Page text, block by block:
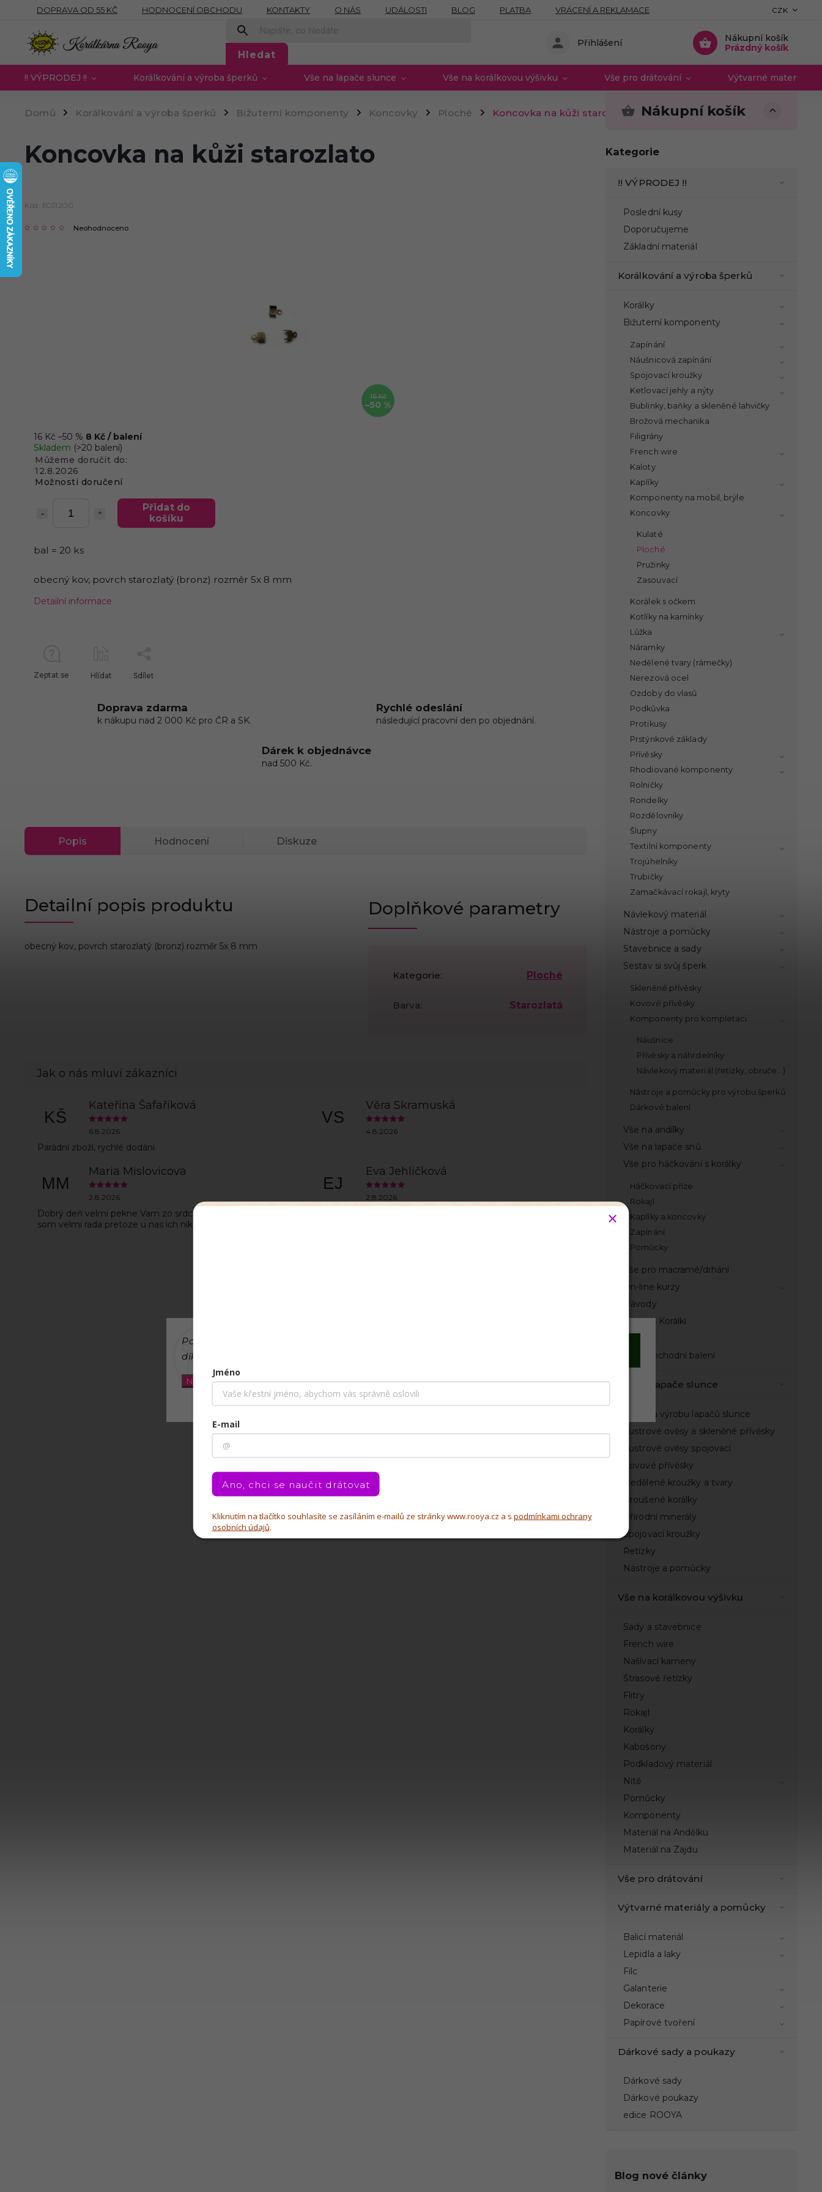
Používáme cookies, abychom Vám umožnili pohodlné prohlížení webu a
díky analýze provozu webu ho neustále zlepšovali.
Nastavení
DOPRAVA OD 55 KČ HODNOCENÍ OBCHODU KONTAKTY O NÁS UDÁLOSTI BLOG PLATBA
VRÁCENÍ A REKLAMACE
PODMÍNKY OCHRANY OSOBNÍCH ÚDAJŮ
CZK
Hledat
Nákupní košík
Prázdný košík
Přihlášení
!! VÝPRODEJ !! Korálkování a výroba šperků Vše na lapače slunce Vše na korálkovou výšivku Vše pro drátování Výtvarné materiály a
Domů / Korálkování a výroba šperků / Bižuterní komponenty / Koncovky / Ploché / Koncovka na kůži starozlato Nákupní košík
Kategorie
!! VÝPRODEJ !!
Poslední kusy
Doporučujeme
Základní materiál
Korálkování a výroba šperků
Korálky
Bižuterní komponenty
Zapínání
Náušnicová zapínání
Spojovací kroužky
Ketlovací jehly a nýty
Bublinky, baňky a skleněné lahvičky
Brožová mechanika
Filigrány
French wire
Kaloty
Kaplíky
Komponenty na mobil, brýle
Koncovky
Kulaté
Ploché
Pružinky
Zasouvací
Korálek s očkem
Kotlíky na kamínky
Lůžka
Náramky
Nedělené tvary (rámečky)
Nerezová ocel
Ozdoby do vlasů
Podkůvka
Protikusy
Prstýnkové základy
Přívěsky
Rhodiované komponenty
Rolničky
Rondelky
Rozdělovníky
Šlupny
Textilní komponenty
Trojúhelníky
Trubičky
Zamačkávací rokajl, kryty
Návlekový materiál
Nástroje a pomůcky
Stavebnice a sady
Sestav si svůj šperk
Skleněné přívěsky
Kovové přívěsky
Komponenty pro kompletaci
Náušnice
Přívěsky a náhrdelníky
Návlekový materiál (řetízky, obruče...)
Nástroje a pomůcky pro výrobu šperků
Dárkové balení
Vše na andílky
Vše na lapače snů
Vše pro háčkování s korálky
Háčkovací příze
Rokajl
Kaplíky a koncovky
Zapínání
Pomůcky
Vše pro macramé/drhání
On-line kurzy
Návody
Časopis Korálki
Velkoobchodní balení
Vše na lapače slunce
Sady na výrobu lapačů slunce
Lustrové ověsy a skleněné přívěsky
Lustrové ověsy spojovací
Kovové přívěsky
Nedělené kroužky a tvary
Broušené korálky
Přírodní minerály
Spojovací kroužky
Řetízky
Nástroje a pomůcky
Vše na korálkovou výšivku
Sady a stavebnice
French wire
Našívací kameny
Štrasové řetízky
Flitry
Rokajl
Korálky
Kabošony
Podkladový materiál
Nitě
Pomůcky
Komponenty
Materiál na Andělku
Materiál na Zajdu
Vše pro drátování
Výtvarné materiály a pomůcky
Balicí materiál
Lepidla a laky
Filc
Galanterie
Dekorace
Papírové tvoření
Dárkové sady a poukazy
Dárkové sady
Dárkové poukazy
edice ROOYA
Blog nové články
Koncovka na kůži starozlato
Kód: EC012OG
Neohodnoceno
16 Kč
–50 %
16 Kč –50 % 8 Kč / balení
Skladem (>20 balení)
Můžeme doručit do:
12.8.2026
Možnosti doručení
Přidat do
košíku
bal = 20 ks
obecný kov, povrch starozlatý (bronz) rozměr 5x 8 mm
Detailní informace
Zeptat se Hlídat Sdílet
Doprava zdarma
k nákupu nad 2 000 Kč pro ČR a SK.
Rychlé odeslání
následující pracovní den po objednání.
Dárek k objednávce
nad 500 Kč.
Popis Hodnocení Diskuze
Detailní popis produktu
obecný kov, povrch starozlatý (bronz) rozměr 5x 8 mm
Doplňkové parametry
Kategorie: Ploché
Barva: Starozlatá
KŠ
Kateřina Šafaříková
6.8.2026
Parádní zboží, rychlé dodání.
VS
Věra Skramuská
4.8.2026
MM
Maria Mislovicova
2.8.2026
Dobrý deň velmi pekne Vam zo srdca dakujem za hacky
som velmi rada pretoze u nas ich nikde nedostamem
EJ
Eva Jehličková
2.8.2026
Jméno
E-mail
Ano, chci se naučit drátovat
Kliknutím na tlačítko souhlasíte se zasíláním e-mailů ze stránky www.rooya.cz a s podmínkami ochrany
osobních údajů.